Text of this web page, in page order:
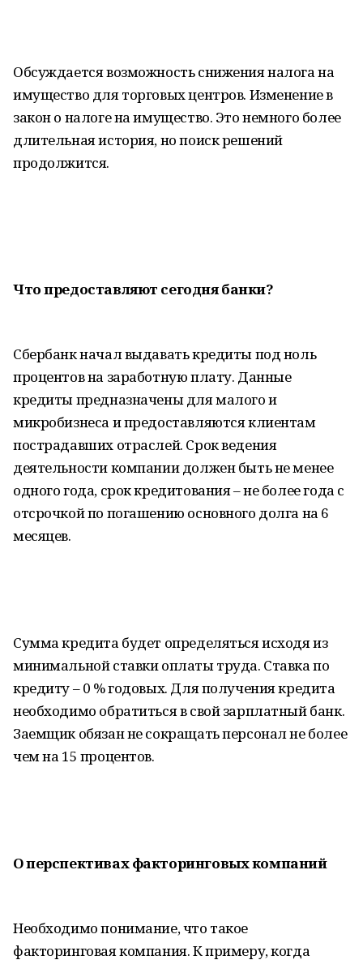
Обсуждается возможность снижения налога на
имущество для торговых центров. Изменение в
закон о налоге на имущество. Это немного более
длительная история, но поиск решений
продолжится.
Что предоставляют сегодня банки?
Сбербанк начал выдавать кредиты под ноль
процентов на заработную плату. Данные
кредиты предназначены для малого и
микробизнеса и предоставляются клиентам
пострадавших отраслей. Срок ведения
деятельности компании должен быть не менее
одного года, срок кредитования – не более года с
отсрочкой по погашению основного долга на 6
месяцев.
Сумма кредита будет определяться исходя из
минимальной ставки оплаты труда. Ставка по
кредиту – 0 % годовых. Для получения кредита
необходимо обратиться в свой зарплатный банк.
Заемщик обязан не сокращать персонал не более
чем на 15 процентов.
О перспективах факторинговых компаний
Необходимо понимание, что такое
факторинговая компания. К примеру, когда